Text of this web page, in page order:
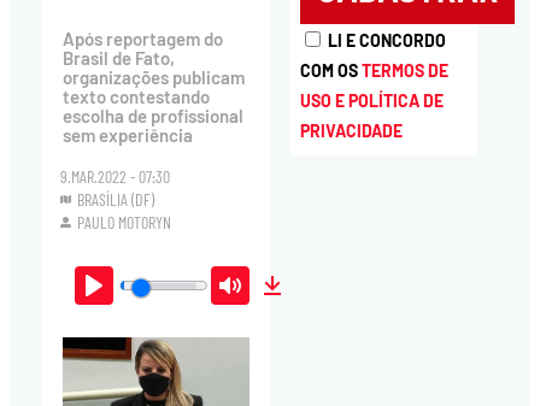
Após reportagem do
Brasil de Fato,
organizações publicam
texto contestando
escolha de profissional
sem experiência
9.MAR.2022 - 07:30
BRASÍLIA (DF)
PAULO MOTORYN
Play Mute
LI E CONCORDO
COM OSTERMOS DE
USO E POLÍTICA DE
PRIVACIDADE